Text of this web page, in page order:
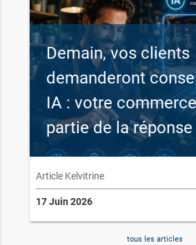
Demain, vos clients
demanderont
IA : votre
partie de la réponse
Article Kelvitrine
17 Juin 2026
tous les articles